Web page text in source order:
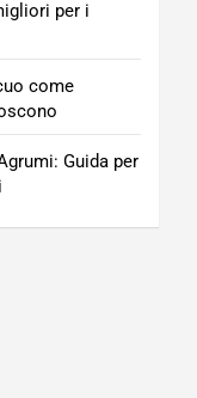
per i
come
Guida per